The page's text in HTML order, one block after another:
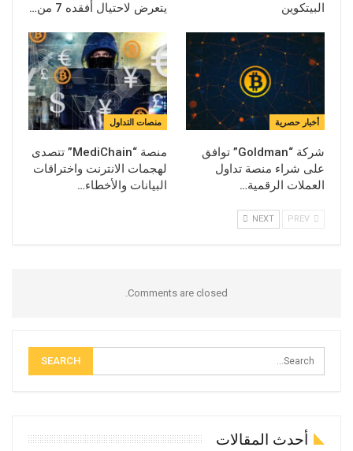
البيتكوين
يتعرض لاحتيال أفقده 7 من…
أخبار حصرية
شركة “Goldman” توافق
على شراء منصة تداول
العملات الرقمية…
منصات التداول
منصة “MediChain” تتصدى
لهجمات الانترنت واختراقات
البيانات والأخطاء…
NEXT
Comments are closed.
أحدث المقالات